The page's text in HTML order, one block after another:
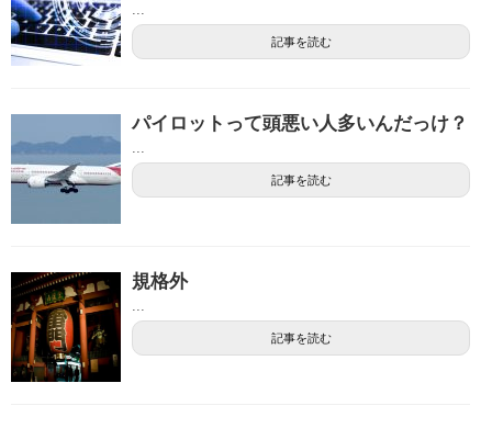
...
記事を読む
パイロットって頭悪い人多いんだっけ？
...
記事を読む
規格外
...
記事を読む